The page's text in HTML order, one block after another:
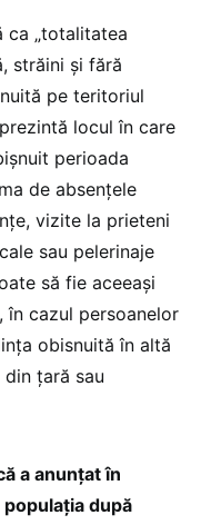
ca „totalitatea
străini și fără
pe teritoriul
locul în care
perioada
de absențele
vizite la prieteni
sau pelerinaje
să fie aceeași
în cazul persoanelor
obisnuită în altă
țară sau
a anunțat în
populația după